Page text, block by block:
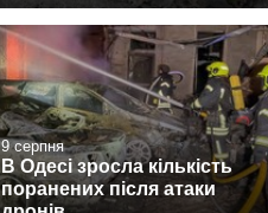
9 серпня
В Одесі зросла кількість
поранених після атаки